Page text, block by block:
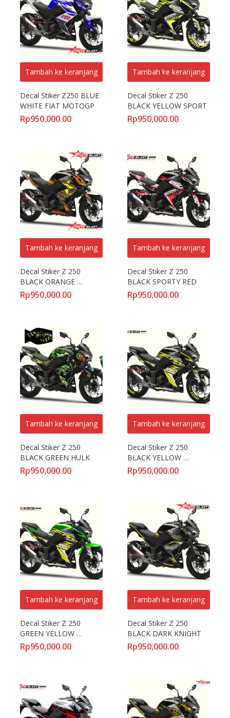
Tambah ke keranjang
Decal Stiker Z250 BLUE
WHITE FIAT MOTOGP
Rp950,000.00
Tambah ke keranjang
Decal Stiker Z 250
BLACK YELLOW SPORT
Rp950,000.00
Tambah ke keranjang
Decal Stiker Z 250
BLACK ORANGE
ROCKSTAR
Rp950,000.00
Tambah ke keranjang
Decal Stiker Z 250
BLACK SPORTY RED
Rp950,000.00
Tambah ke keranjang
Decal Stiker Z 250
BLACK GREEN HULK
Rp950,000.00
Tambah ke keranjang
Decal Stiker Z 250
BLACK YELLOW
SPORTY
Rp950,000.00
Tambah ke keranjang
Decal Stiker Z 250
GREEN YELLOW
SPORTY
Rp950,000.00
Tambah ke keranjang
Decal Stiker Z 250
BLACK DARK KNIGHT
Rp950,000.00